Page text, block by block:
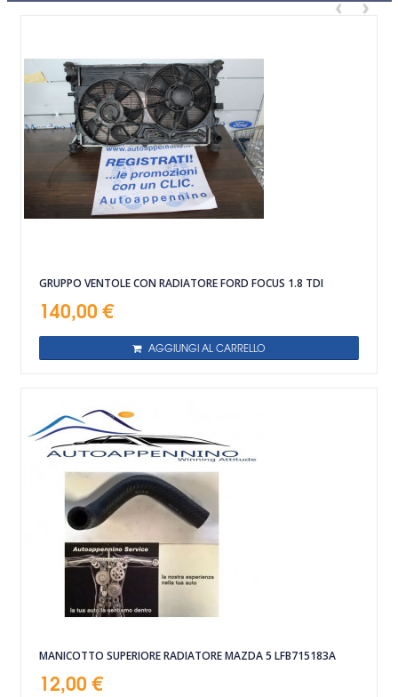
GRUPPO VENTOLE CON RADIATORE FORD FOCUS 1.8 TDI
140,00 €
AGGIUNGI AL CARRELLO
MANICOTTO SUPERIORE RADIATORE MAZDA 5 LFB715183A
12,00 €